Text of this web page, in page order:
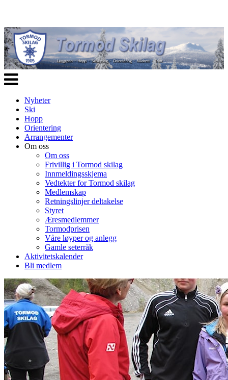
Veksle
navigasjon
Nyheter
Ski
Hopp
Orientering
Arrangementer
Om oss
Om oss
Frivillig i Tormod skilag
Innmeldingsskjema
Vedtekter for Tormod skilag
Medlemskap
Retningslinjer deltakelse
Styret
Æresmedlemmer
Tormodprisen
Våre løyper og anlegg
Gamle seterråk
Aktivitetskalender
Bli medlem